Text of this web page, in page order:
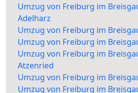
Umzug von Freiburg im
Adelharz
Umzug von Freiburg im
Umzug von Freiburg im
Umzug von Freiburg im
Atzenried
Umzug von Freiburg im
Umzug von Freiburg im